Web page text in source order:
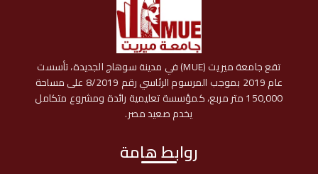
تقع جامعة ميريت (MUE) في مدينة سوهاج الجديدة، تأسست
عام 2019 بموجب المرسوم الرئاسي رقم 8/2019 على مساحة
150,000 متر مربع، كمؤسسة تعليمية رائدة ومشروع متكامل
يخدم صعيد مصر.
روابط هامة